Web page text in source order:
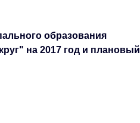
образования
на 2017 год и плановый